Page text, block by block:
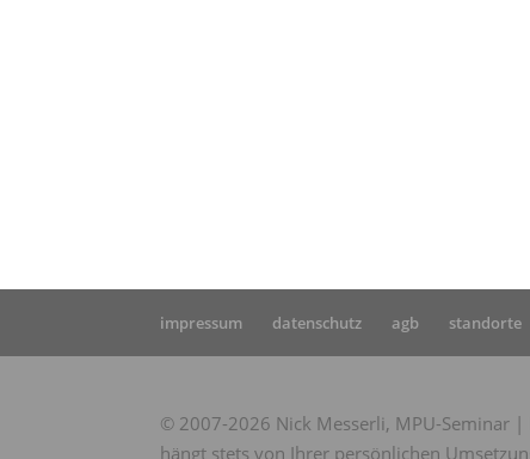
impressum datenschutz agb standorte
© 2007-2026 Nick Messerli, MPU-Seminar
hängt stets von Ihrer persönlichen